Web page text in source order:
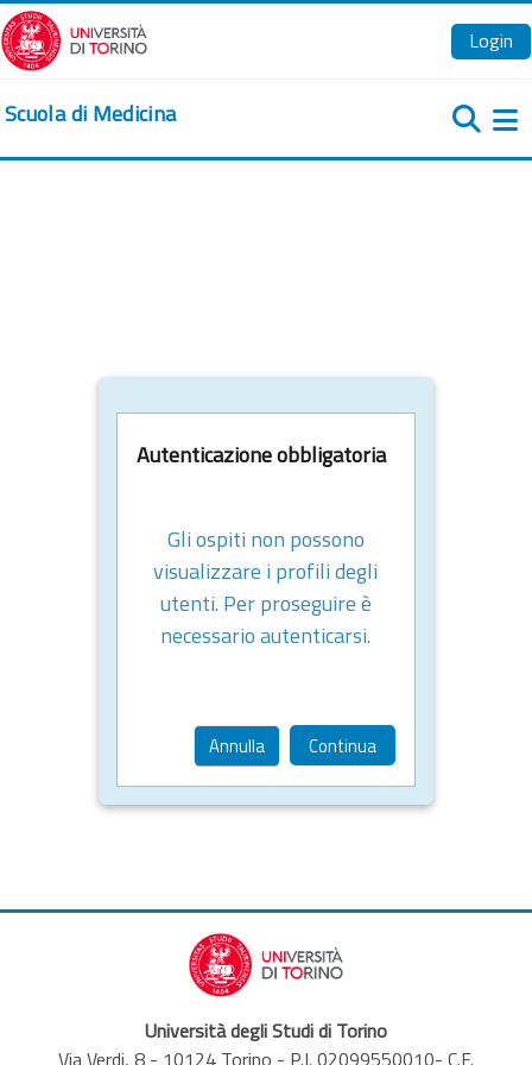
Vai al contenuto principale
Login
Scuola di Medicina
Autenticazione obbligatoria
Gli ospiti non possono
visualizzare i profili degli
utenti. Per proseguire è
necessario autenticarsi.
Annulla Continua
Università degli Studi di Torino
Via Verdi, 8 - 10124 Torino - P.I. 02099550010- C.F.